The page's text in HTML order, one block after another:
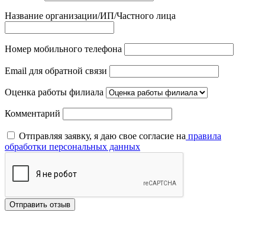
Название организации/ИП/Частного лица
Номер мобильного телефона
Email для обратной связи
Оценка работы филиала
Комментарий
Отправляя заявку, я даю свое согласие на правила
обработки персональных данных
Отправить отзыв